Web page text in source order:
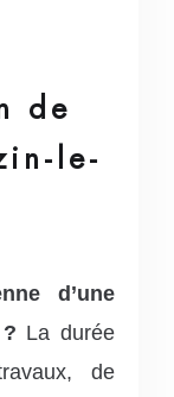
de
le-
d’une
La durée
de